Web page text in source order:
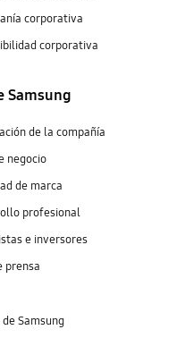
corporativa
corporativa
Samsung
de la compañía
negocio
de marca
profesional
e inversores
prensa
de Samsung